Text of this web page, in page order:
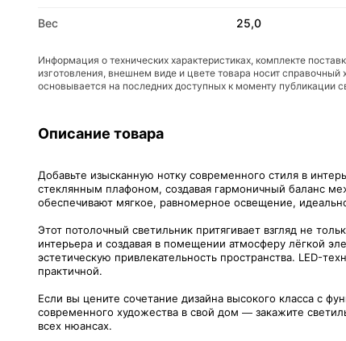
Вес 25,0
Информация о технических характеристиках, комплекте
изготовления, внешнем виде и цвете товара носит справочный
основывается на последних доступных к моменту публикации
Описание товара
Добавьте изысканную нотку современного стиля в
стеклянным плафоном, создавая гармоничный баланс
обеспечивают мягкое, равномерное освещение,
Этот потолочный светильник притягивает взгляд не
интерьера и создавая в помещении атмосферу лёгкой
эстетическую привлекательность пространства. LED-
практичной.
Если вы цените сочетание дизайна высокого класса с
современного художества в свой дом — закажите
всех нюансах.